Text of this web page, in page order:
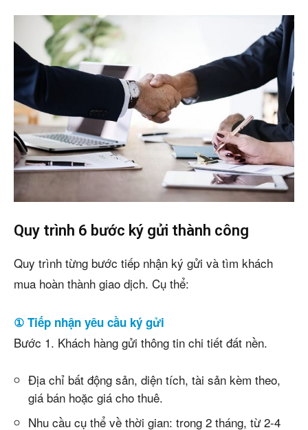
Quy trình 6 bước ký gửi thành công
Quy trình từng bước tiếp nhận ký gửi và tìm khách
mua hoàn thành giao dịch. Cụ thể:
① Tiếp nhận yêu cầu ký gửi
Bước 1. Khách hàng gửi thông tin chi tiết đất nền.
Địa chỉ bất động sản, diện tích, tài sản kèm theo,
giá bán hoặc giá cho thuê.
Nhu cầu cụ thể về thời gian: trong 2 tháng, từ 2-4